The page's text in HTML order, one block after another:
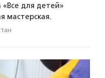
для детей»
мастерская.